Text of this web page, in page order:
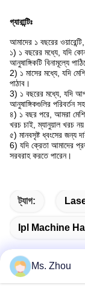
গ্যারান্টিঃ
আমাদের ১ বছরের
১) ১ বছরের মধ্যে, যদি
আনুষাঙ্গিকটি বিনামূল্যে
2) ১ মাসের মধ্যে, যদি
পাঠাব।
3) ১ বছরের মধ্যে, যদি
আনুষাঙ্গিকগুলির পরিবর্তন
৪) ১ বছর পরে, আমরা
খরচ চাই, ম্যানুয়াল খরচ
৫) মানবসৃষ্ট ধ্বংসের জন্য
6) যদি ক্রেতা আমাদের
সরবরাহ করতে পারেন।
ট্যাগ:
Ipl Machine
Ms. Zhou